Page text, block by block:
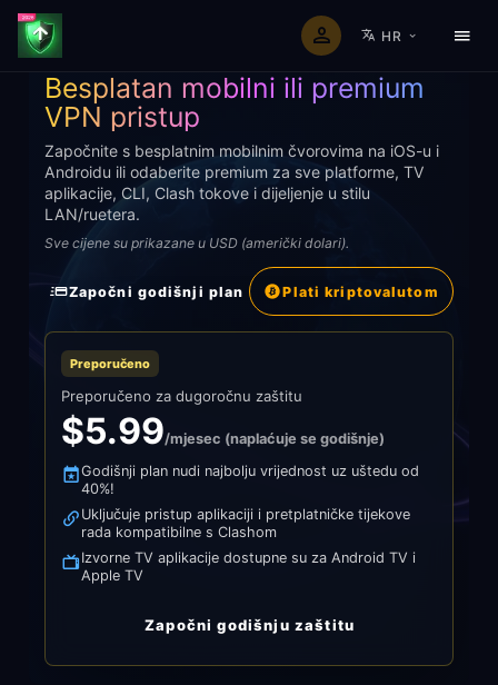
HR
PREMIUM VPN PLANOVI ZA SVAKI UREĐAJ
Besplatan mobilni ili premium
VPN pristup
Započnite s besplatnim mobilnim čvorovima na iOS-u i
Androidu ili odaberite premium za sve platforme, TV
aplikacije, CLI, Clash tokove i dijeljenje u stilu
LAN/ruetera.
Sve cijene su prikazane u USD (američki dolari).
Započni godišnji plan Plati kriptovalutom
Preporučeno
Preporučeno za dugoročnu zaštitu
$5.99/mjesec (naplaćuje se godišnje)
Godišnji plan nudi najbolju vrijednost uz uštedu od
40%!
Uključuje pristup aplikaciji i pretplatničke tijekove
rada kompatibilne s Clashom
Izvorne TV aplikacije dostupne su za Android TV i
Apple TV
Započni godišnju zaštitu